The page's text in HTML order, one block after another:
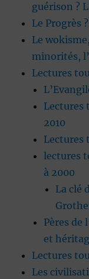
guérison ?
Le Progrès
Le
minorités,
Lectures
Lectures
2010
Lectures
lectures
à 2000
La clé
Pères de
et
Lectures
Les